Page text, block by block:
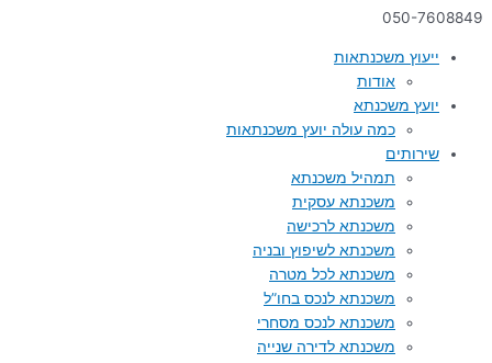
050-7608849
ייעוץ משכנתאות
אודות
יועץ משכנתא
כמה עולה יועץ משכנתאות
שירותים
תמהיל משכנתא
משכנתא עסקית
משכנתא לרכישה
משכנתא לשיפוץ ובניה
משכנתא לכל מטרה
משכנתא לנכס בחו”ל
משכנתא לנכס מסחרי
משכנתא לדירה שנייה